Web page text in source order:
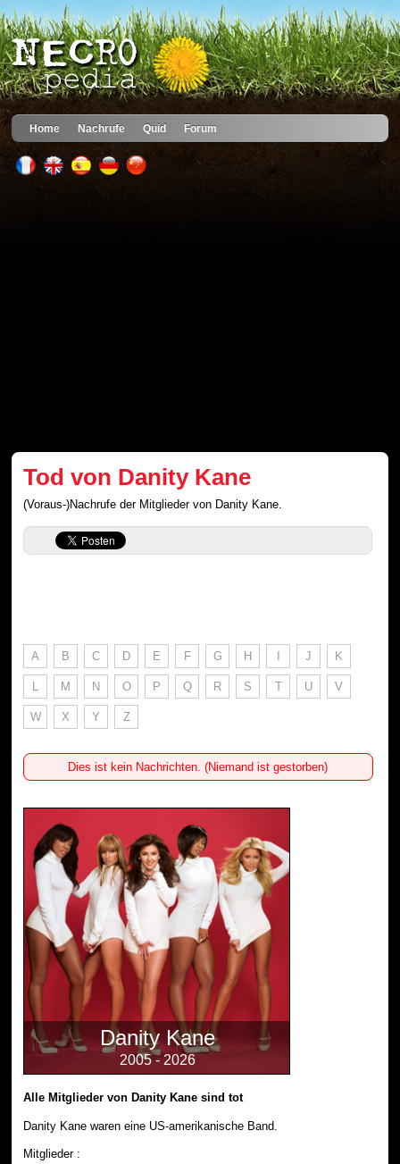
Home Nachrufe Quid Forum
Tod von Danity Kane
(Voraus-)Nachrufe der Mitglieder von Danity Kane.
A B C D E F G H I J K
L M N O P Q R S T U V
W X Y Z
Dies ist kein Nachrichten. (Niemand ist gestorben)
Danity Kane
2005 - 2026
Alle Mitglieder von Danity Kane sind tot
Danity Kane waren eine US-amerikanische Band.
Mitglieder :